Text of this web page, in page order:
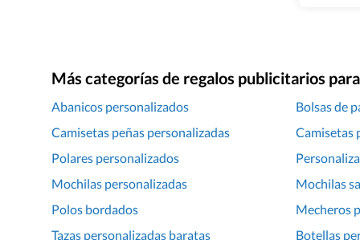
Más categorías de regalos publicitarios
Abanicos personalizados
Bolsas de
Camisetas peñas personalizadas
Camisetas
Polares personalizados
Mochilas personalizadas
Mochilas
Polos bordados
Mecheros
Tazas personalizadas baratas
Botellas